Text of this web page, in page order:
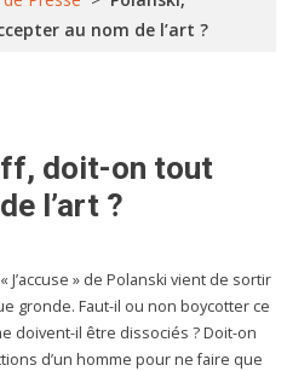
au nom de l’art ?
doit-on tout
l’art ?
J’accuse » de Polanski vient de sortir
gronde. Faut-il ou non boycotter ce
doivent-il être dissociés ? Doit-on
d’un homme pour ne faire que